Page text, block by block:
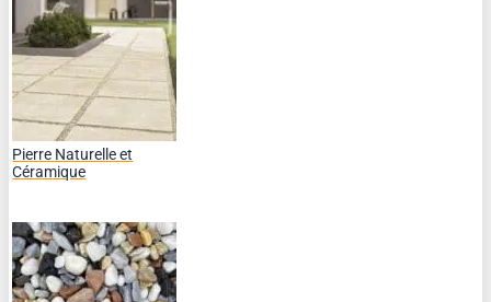
Pierre Naturelle et
Céramique